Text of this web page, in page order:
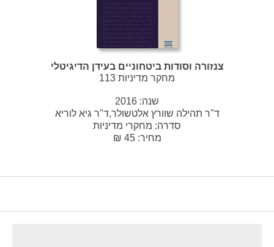
צנזורה וסודות ביטחוניים בעידן הדיגיטלי
מחקר מדיניות 113
שנה: 2016
ד"ר תהילה שוורץ אלטשולר,ד"ר גיא לוריא
סדרה: מחקרי מדיניות
מחיר: 45 ₪